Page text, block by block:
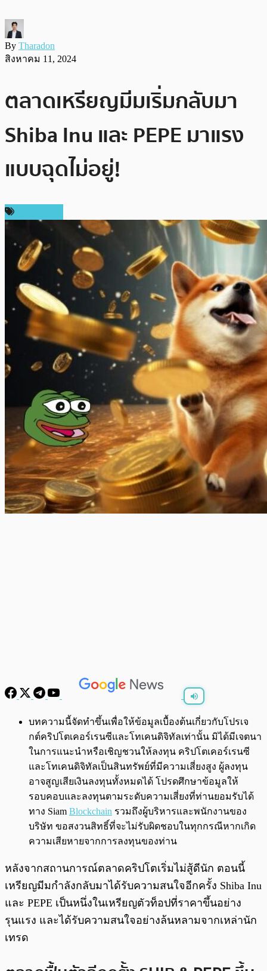
By Tharadon
สิงหาคม 11, 2024
ตลาดเหรียญมีมเริ่มกลับมา
Shiba Inu และ PEPE มาแรง
แบบฉุดไม่อยู่!
พร้อมเล่น 0:00/0:00
บทความนี้จัดทำขึ้นเพื่อให้ข้อมูลเบื้องต้นเกี่ยวกับโปรเจ
กต์คริปโตเคอร์เรนซีและโทเคนดิจิทัลเท่านั้น มิได้มีเจตนา
ในการแนะนำหรือเชิญชวนให้ลงทุน คริปโตเคอร์เรนซี
และโทเคนดิจิทัลเป็นสินทรัพย์ที่มีความเสี่ยงสูง ผู้ลงทุน
อาจสูญเสียเงินลงทุนทั้งหมดได้ โปรดศึกษาข้อมูลให้
รอบคอบและลงทุนตามระดับความเสี่ยงที่ท่านยอมรับได้
ทาง Siam Blockchain รวมถึงผู้บริหารและพนักงานของ
บริษัท ขอสงวนสิทธิ์ที่จะไม่รับผิดชอบในทุกกรณีหากเกิด
ความเสียหายจากการลงทุนของท่าน
หลังจากสถานการณ์ตลาดคริปโตเริ่มไม่สู้ดีนัก ตอนนี้
เหรียญมีมกำลังกลับมาได้รับความสนใจอีกครั้ง Shiba Inu
และ PEPE เป็นหนึ่งในเหรียญตัวท็อปที่ราคาขึ้นอย่าง
รุนแรง และได้รับความสนใจอย่างล้นหลามจากเหล่านัก
เทรด